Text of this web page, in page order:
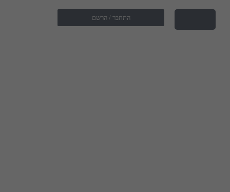
התחבר / הרשם